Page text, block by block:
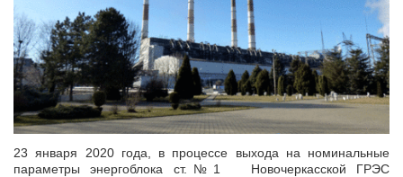
23 января 2020 года, в процессе выхода на номинальные
параметры энергоблока ст.№1 Новочеркасской ГРЭС